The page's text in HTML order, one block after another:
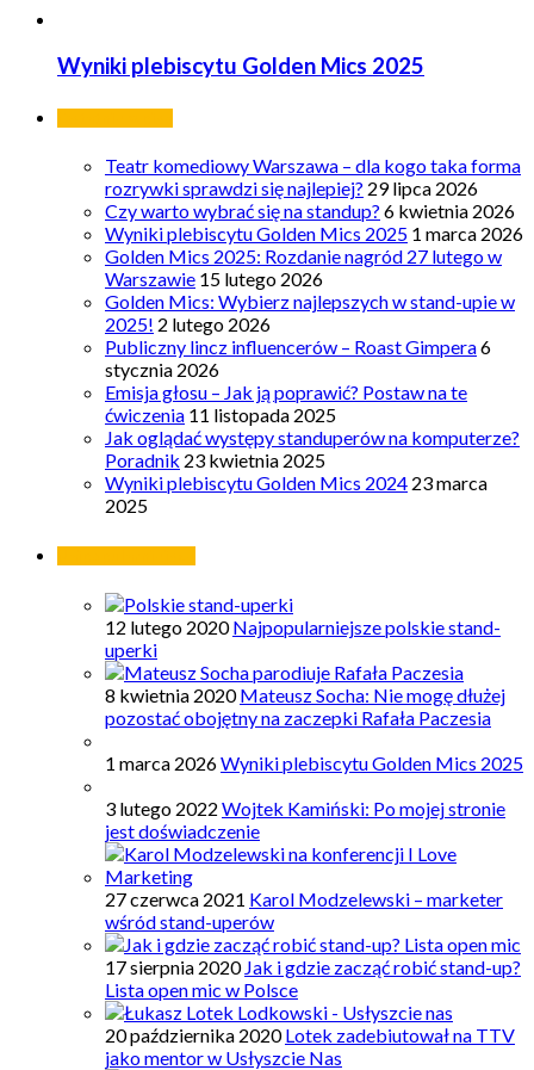
Wyniki plebiscytu Golden Mics 2025
Teatr komediowy Warszawa – dla kogo taka forma
rozrywki sprawdzi się najlepiej? 29 lipca 2026
Czy warto wybrać się na standup? 6 kwietnia 2026
Wyniki plebiscytu Golden Mics 2025 1 marca 2026
Golden Mics 2025: Rozdanie nagród 27 lutego w
Warszawie 15 lutego 2026
Golden Mics: Wybierz najlepszych w stand-upie w
2025! 2 lutego 2026
Publiczny lincz influencerów – Roast Gimpera6
stycznia 2026
Emisja głosu – Jak ją poprawić? Postaw na te
ćwiczenia 11 listopada 2025
Jak oglądać występy standuperów na komputerze?
Poradnik 23 kwietnia 2025
Wyniki plebiscytu Golden Mics 2024 23 marca
2025
12 lutego 2020 Najpopularniejsze polskie stand-
uperki
8 kwietnia 2020 Mateusz Socha: Nie mogę dłużej
pozostać obojętny na zaczepki Rafała Paczesia
1 marca 2026Wyniki plebiscytu Golden Mics 2025
3 lutego 2022 Wojtek Kamiński: Po mojej stronie
jest doświadczenie
27 czerwca 2021 Karol Modzelewski – marketer
wśród stand-uperów
17 sierpnia 2020 Jak i gdzie zacząć robić stand-up?
Lista open mic w Polsce
20 października 2020 Lotek zadebiutował na TTV
jako mentor w Usłyszcie Nas